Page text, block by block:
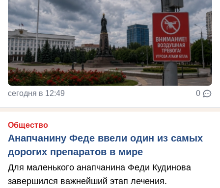
сегодня в 12:49 0
Общество
Анапчанину Феде ввели один из самых
дорогих препаратов в мире
Для маленького анапчанина Феди Кудинова
завершился важнейший этап лечения.